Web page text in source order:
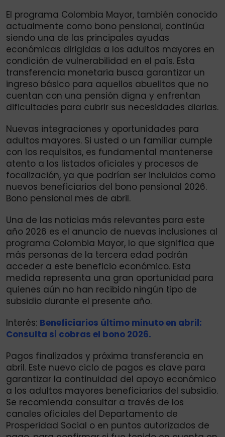
El programa Colombia Mayor, también conocido
actualmente como bono pensional, continúa
siendo una de las principales ayudas
económicas dirigidas a los adultos mayores en
condición de vulnerabilidad en el país. Esta
transferencia monetaria busca garantizar un
ingreso básico para aquellos abuelitos que no
cuentan con una pensión digna y enfrentan
dificultades para cubrir sus necesidades diarias.
Nuevas integraciones y oportunidades para
adultos mayores. Si usted o un familiar cumple
con los requisitos, es fundamental mantenerse
atento a los listados oficiales y procesos de
focalización, ya que podrían ser incluidos como
nuevos beneficiarios del bono pensional 2026.
Bono pensional mes de abril.
Una de las noticias más relevantes para este
año 2026 es el anuncio de nuevas inclusiones al
programa Colombia Mayor, lo que significa que
más personas de la tercera edad podrán
acceder a este beneficio económico. Esta
medida representa una gran oportunidad para
quienes aún no han recibido ningún tipo de
subsidio durante el presente año.
Interés: Beneficiarios último minuto en abril:
Consulta si cobras el bono 2026.
Pagos finalizados y próxima transferencia en
abril. Este nuevo ciclo de pagos es clave para
garantizar la continuidad del apoyo económico
a los adultos mayores beneficiarios del subsidio.
Se recomienda consultar a través de los
canales oficiales del Departamento de
Prosperidad Social o en puntos autorizados de